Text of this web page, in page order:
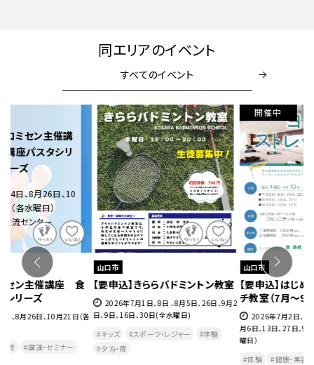
同エリアのイベント
すべてのイベント
山口市
【要申込】はじめてヨガ＆ストレッ
チ教室（7月～9月）
2026年7月2日、9日、16日、23日、30日、8
開催中
【要申込】きららサッカースクール
（7月～9月）
2026年7月2日、9日、23日、30日、8月6
日、20日、27日、9月3日、10日、17日（各木曜
日)
スポーツ・レジャー